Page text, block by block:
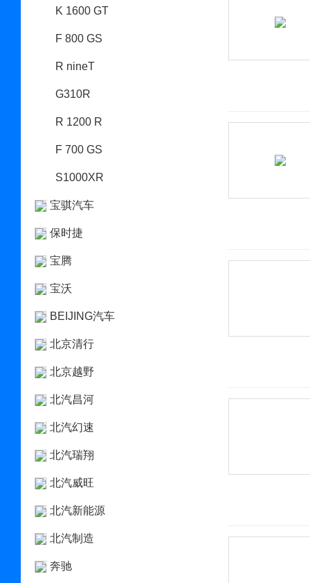
K 1600 GT
F 800 GS
R nineT
G310R
R 1200 R
F 700 GS
S1000XR
宝骐汽车
保时捷
宝腾
宝沃
BEIJING汽车
北京清行
北京越野
北汽昌河
北汽幻速
北汽瑞翔
北汽威旺
北汽新能源
北汽制造
奔驰